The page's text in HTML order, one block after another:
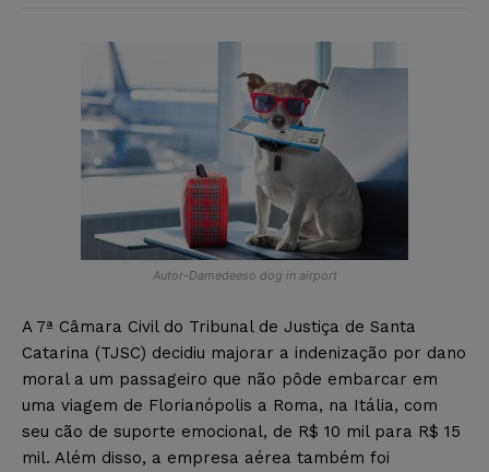
Autor-Damedeeso dog in airport
A 7ª Câmara Civil do Tribunal de Justiça de Santa
Catarina (TJSC) decidiu majorar a indenização por dano
moral a um passageiro que não pôde embarcar em
uma viagem de Florianópolis a Roma, na Itália, com
seu cão de suporte emocional, de R$ 10 mil para R$ 15
mil. Além disso, a empresa aérea também foi